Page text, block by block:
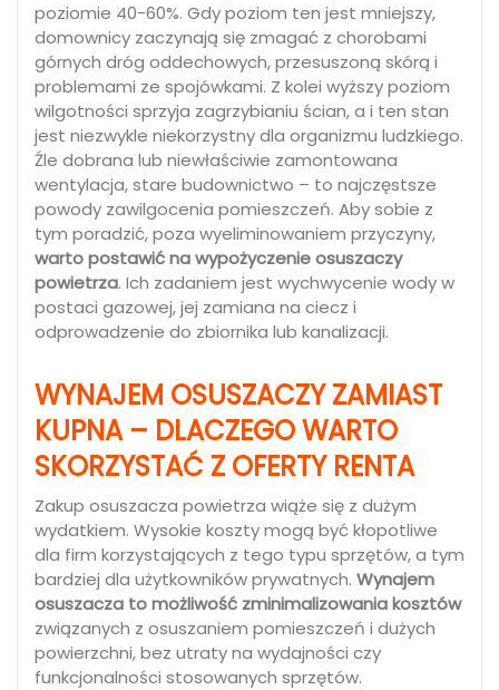
poziomie 40-60%. Gdy poziom ten jest mniejszy,
domownicy zaczynają się zmagać z chorobami
górnych dróg oddechowych, przesuszoną skórą i
problemami ze spojówkami. Z kolei wyższy poziom
wilgotności sprzyja zagrzybianiu ścian, a i ten stan
jest niezwykle niekorzystny dla organizmu ludzkiego.
Źle dobrana lub niewłaściwie zamontowana
wentylacja, stare budownictwo – to najczęstsze
powody zawilgocenia pomieszczeń. Aby sobie z
tym poradzić, poza wyeliminowaniem przyczyny,
warto postawić na wypożyczenie osuszaczy
powietrza. Ich zadaniem jest wychwycenie wody w
postaci gazowej, jej zamiana na ciecz i
odprowadzenie do zbiornika lub kanalizacji.
WYNAJEM OSUSZACZY ZAMIAST
KUPNA – DLACZEGO WARTO
SKORZYSTAĆ Z OFERTY RENTA
Zakup osuszacza powietrza wiąże się z dużym
wydatkiem. Wysokie koszty mogą być kłopotliwe
dla firm korzystających z tego typu sprzętów, a tym
bardziej dla użytkowników prywatnych. Wynajem
osuszacza to możliwość zminimalizowania kosztów
związanych z osuszaniem pomieszczeń i dużych
powierzchni, bez utraty na wydajności czy
funkcjonalności stosowanych sprzętów.